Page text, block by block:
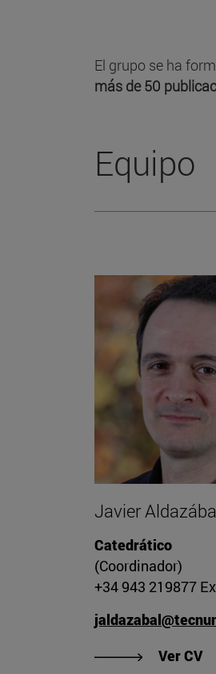
El grupo se ha
más de 50
Equipo
Javier
Catedrático
(Coordinador)
+34 943 219877
Ver CV